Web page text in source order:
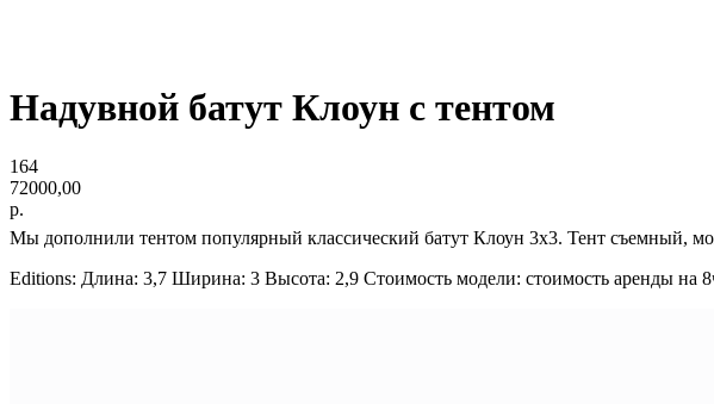
Надувной батут Клоун с тентом
164
72000,00
р.
Мы дополнили тентом популярный классический батут Клоун 3x3. Тент съемный,
Editions: Длина: 3,7 Ширина: 3 Высота: 2,9 Стоимость модели: стоимость аренды на